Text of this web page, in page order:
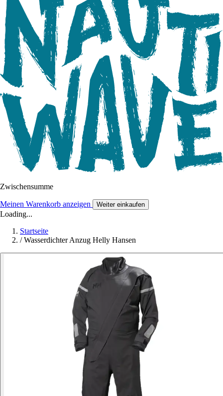
Zwischensumme
Meinen Warenkorb anzeigen Weiter einkaufen
Loading...
Startseite
/ Wasserdichter Anzug Helly Hansen